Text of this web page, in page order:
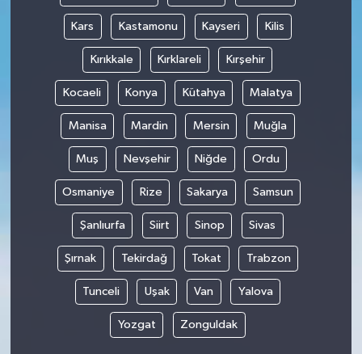
Kars Kastamonu Kayseri Kilis
Kırıkkale Kırklareli Kırşehir
Kocaeli Konya Kütahya Malatya
Manisa Mardin Mersin Muğla
Muş Nevşehir Niğde Ordu
Osmaniye Rize Sakarya Samsun
Şanlıurfa Siirt Sinop Sivas
Şırnak Tekirdağ Tokat Trabzon
Tunceli Uşak Van Yalova
Yozgat Zonguldak